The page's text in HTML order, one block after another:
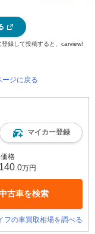
録して投稿すると、carview!
ージに戻る
マイカー登録
格
140 .0万円
古車を検索
フの車買取相場を調べる